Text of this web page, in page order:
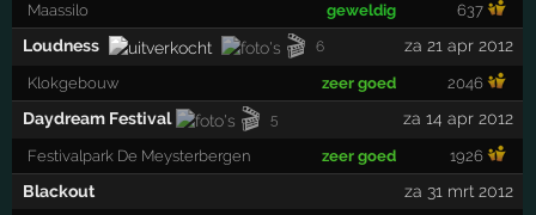
Maassilo geweldig 637
Loudness 🎬 6 za 21 apr 2012
Klokgebouw zeer goed 2046
Daydream Festival 🎬 5 za 14 apr 2012
Festivalpark De Meysterbergen zeer goed 1926
Blackout za 31 mrt 2012